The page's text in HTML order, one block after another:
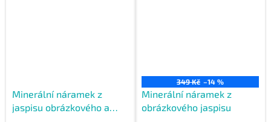
Minerální náramek z
jaspisu obrázkového a
349 Kč –14 %
Minerální náramek z
obrázkového jaspisu